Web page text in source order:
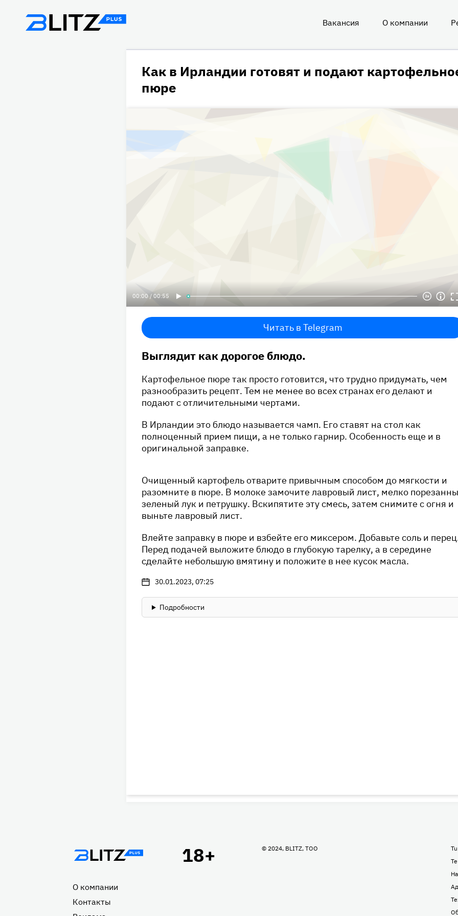
Вакансия О компании
Как в Ирландии готовят и подают
пюре
00:00 / 00:55
Читать в Telegram
Выглядит как дорогое блюдо.
Картофельное пюре так просто готовится, что трудно придумать, чем
разнообразить рецепт. Тем не менее во всех странах его делают и
подают с отличительными чертами.
В Ирландии это блюдо называется чамп. Его ставят на стол как
полноценный прием пищи, а не только гарнир. Особенность еще и в
оригинальной заправке.
Раскрыть список продуктов 👆
молоко, 300 мл;
картофель, 1 кг;
петрушка, 2 вет.;
лавровый лист, 2 шт.;
сливочное масло по вкусу;
зеленый лук, 5 перьев.
Очищенный картофель отварите привычным способом до мягкости и
разомните в пюре. В молоке замочите лавровый лист, мелко
зеленый лук и петрушку. Вскипятите эту смесь, затем снимите с огня и
выньте лавровый лист.
Влейте заправку в пюре и взбейте его миксером. Добавьте соль и
Перед подачей выложите блюдо в глубокую тарелку, а в середине
сделайте небольшую вмятину и положите в нее кусок масла.
30.01.2023, 07:25
Подробности
Подвал
О компании
Контакты
© 2024, BLITZ, TOO